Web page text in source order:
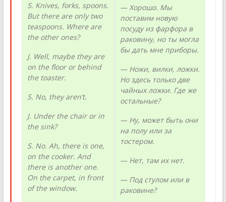
S. Knives, forks, spoons.
But there are only two
teaspoons. Where are
the other ones?
J. Well, maybe they are
on the floor or behind
the toaster.
S. No, they aren’t.
J. Under the chair or in
the sink?
S. No. Ah, there is one,
on the cooker. And
there is another one.
On the carpet, in front
of the window.
— Хорошо. Мы
поставим новую
посуду из фарфора в
раковину, но ты могла
бы дать мне приборы.
— Ножи, вилки, ложки.
Но здесь только две
чайных ложки. Где же
остальные?
— Ну, может быть они
на полу или за
тостером.
— Нет, там их нет.
— Под стулом или в
раковине?